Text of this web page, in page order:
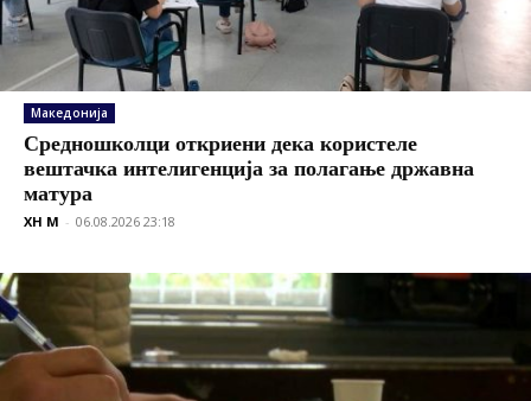
Македонија
Средношколци откриени дека користеле
вештачка интелигенција за полагање државна
матура
XH M - 06.08.2026 23:18